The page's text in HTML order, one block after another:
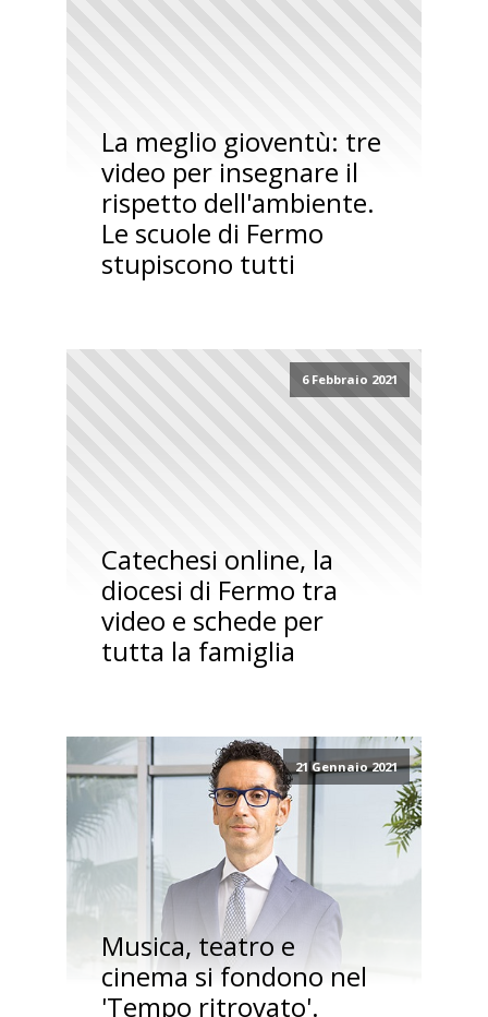
La meglio gioventù: tre
video per insegnare il
rispetto dell'ambiente.
Le scuole di Fermo
stupiscono tutti
6 Febbraio 2021
Catechesi online, la
diocesi di Fermo tra
video e schede per
tutta la famiglia
21 Gennaio 2021
Musica, teatro e
cinema si fondono nel
'Tempo ritrovato'.